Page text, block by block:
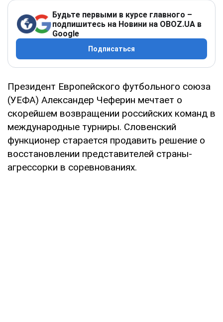
Будьте первыми в курсе главного –
подпишитесь на Новини на OBOZ.UA в
Google
Подписаться
Президент Европейского футбольного союза
(УЕФА) Александер Чеферин мечтает о
скорейшем возвращении российских команд в
международные турниры. Словенский
функционер старается продавить решение о
восстановлении представителей страны-
агрессорки в соревнованиях.